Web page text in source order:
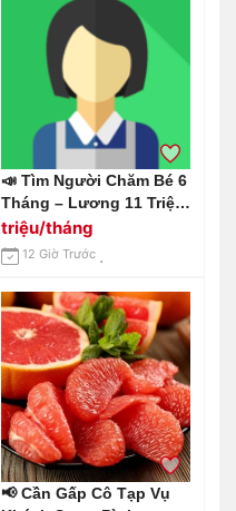
📣 Tìm Người Chăm Bé 6
Tháng – Lương 11 Triệu
Khởi Điểm Địa Chỉ: Biên
Hoà – Đồng Nai.
triệu/tháng
12 Giờ Trước
📢 Cần Gấp Cô Tạp Vụ